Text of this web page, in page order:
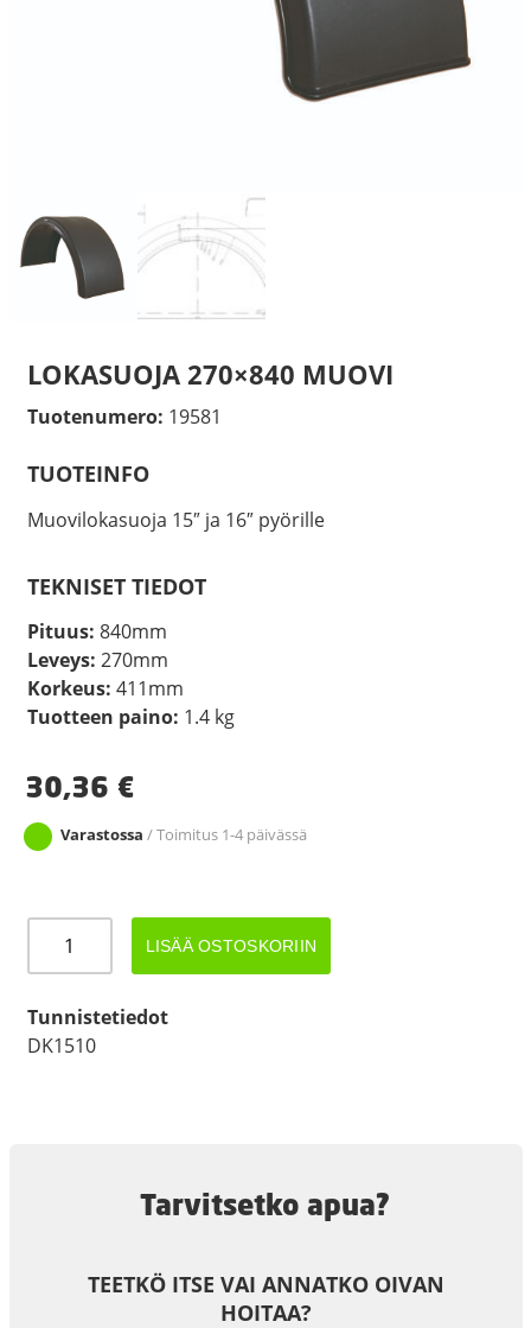
LOKASUOJA 270×840 MUOVI
Tuotenumero: 19581
TUOTEINFO
Muovilokasuoja 15″ ja 16″ pyörille
TEKNISET TIEDOT
Pituus: 840mm
Leveys: 270mm
Korkeus: 411mm
Tuotteen paino: 1.4 kg
30,36 €
Varastossa / Toimitus 1-4 päivässä
270x840
määrä
LISÄÄ OSTOSKORIIN
Tunnistetiedot
DK1510
Tarvitsetko apua?
TEETKÖ ITSE VAI ANNATKO OIVAN
HOITAA?